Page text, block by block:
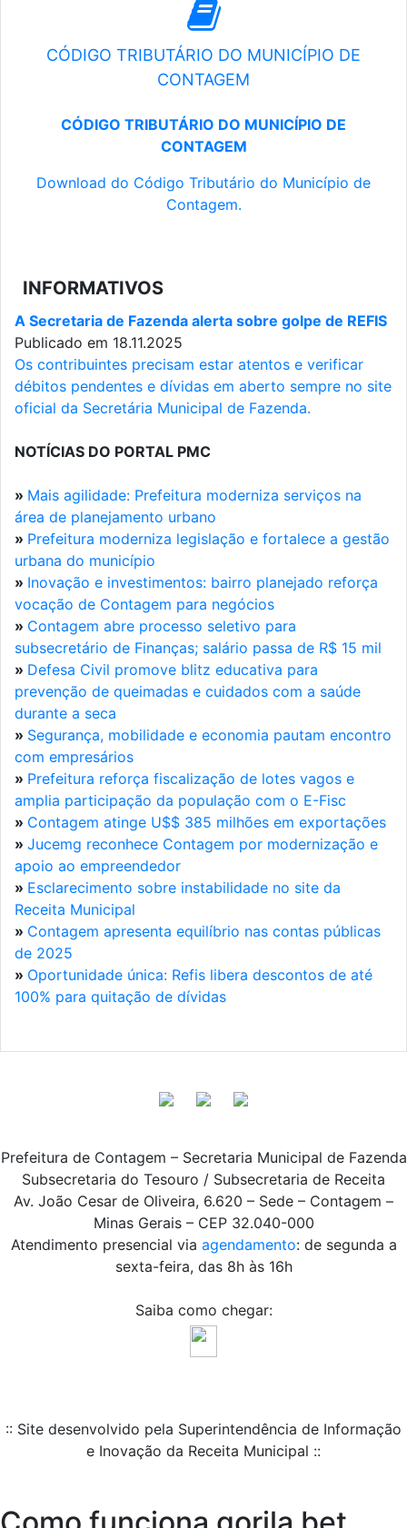
CÓDIGO TRIBUTÁRIO DO MUNICÍPIO DE
CONTAGEM
CÓDIGO TRIBUTÁRIO DO MUNICÍPIO DE
CONTAGEM
Download do Código Tributário do Município de
Contagem.
INFORMATIVOS
A Secretaria de Fazenda alerta sobre golpe de REFIS
Publicado em 18.11.2025
Os contribuintes precisam estar atentos e verificar
débitos pendentes e dívidas em aberto sempre no site
oficial da Secretária Municipal de Fazenda.
NOTÍCIAS DO PORTAL PMC
» Mais agilidade: Prefeitura moderniza serviços na
área de planejamento urbano
» Prefeitura moderniza legislação e fortalece a gestão
urbana do município
» Inovação e investimentos: bairro planejado reforça
vocação de Contagem para negócios
» Contagem abre processo seletivo para
subsecretário de Finanças; salário passa de R$ 15 mil
» Defesa Civil promove blitz educativa para
prevenção de queimadas e cuidados com a saúde
durante a seca
» Segurança, mobilidade e economia pautam encontro
com empresários
» Prefeitura reforça fiscalização de lotes vagos e
amplia participação da população com o E-Fisc
» Contagem atinge U$$ 385 milhões em exportações
» Jucemg reconhece Contagem por modernização e
apoio ao empreendedor
» Esclarecimento sobre instabilidade no site da
Receita Municipal
» Contagem apresenta equilíbrio nas contas públicas
de 2025
» Oportunidade única: Refis libera descontos de até
100% para quitação de dívidas
Prefeitura de Contagem – Secretaria Municipal de Fazenda
Subsecretaria do Tesouro / Subsecretaria de Receita
Av. João Cesar de Oliveira, 6.620 – Sede – Contagem –
Minas Gerais – CEP 32.040-000
Atendimento presencial via agendamento: de segunda a
sexta-feira, das 8h às 16h
Saiba como chegar:
:: Site desenvolvido pela Superintendência de Informação
e Inovação da Receita Municipal ::